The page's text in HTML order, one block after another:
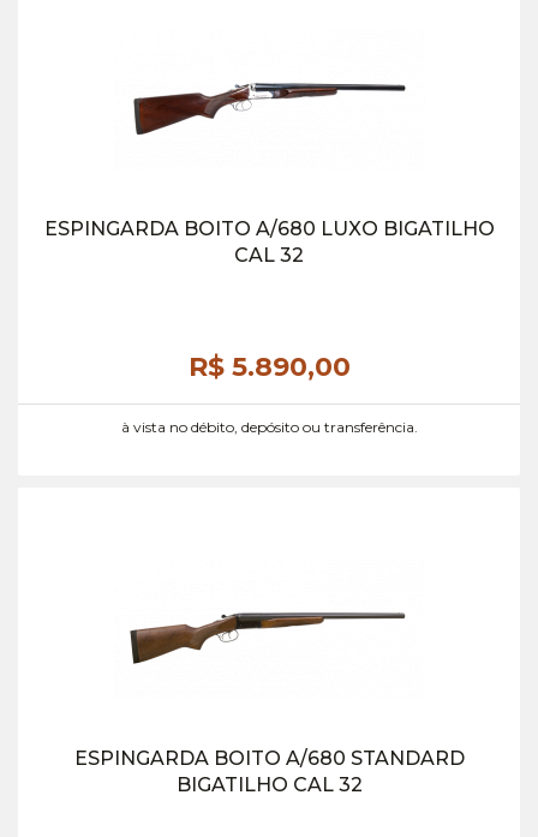
ESPINGARDA BOITO A/680 LUXO BIGATILHO
CAL 32
R$ 5.890,00
à vista no débito, depósito ou transferência.
ESPINGARDA BOITO A/680 STANDARD
BIGATILHO CAL 32